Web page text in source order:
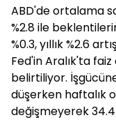
ABD'de ortalama
%2.8 ile
%0.3, yıllık %2.6
Fed'in Aralık'ta
belirtiliyor.
düşerken haftalık
değişmeyerek